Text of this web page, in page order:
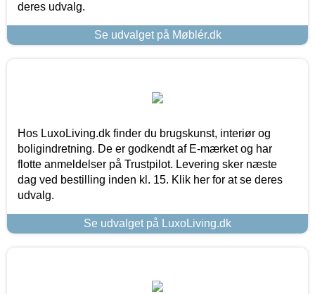
deres udvalg.
Se udvalget på Møblér.dk
Hos LuxoLiving.dk finder du brugskunst, interiør og
boligindretning. De er godkendt af E-mærket og har
flotte anmeldelser på Trustpilot. Levering sker næste
dag ved bestilling inden kl. 15. Klik her for at se deres
udvalg.
Se udvalget på LuxoLiving.dk